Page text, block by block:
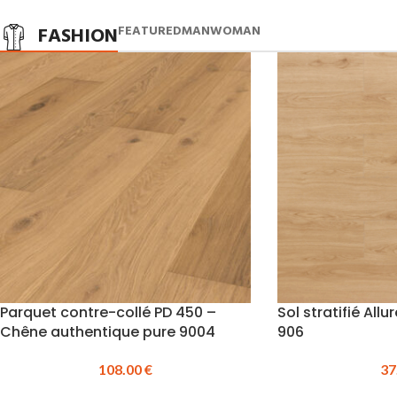
FASHIONFEATUREDMANWOMAN
Parquet contre-collé PD 450 –
Chêne authentique pure 9004
108.00€
Sol stratifié
906